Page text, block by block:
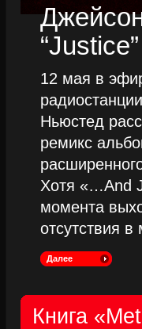
12 мая в
Ньюстед
ремикс
Хотя «…And
момента
отсутствия
Далее
Книга